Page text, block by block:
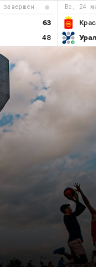
63
48
вс, 24